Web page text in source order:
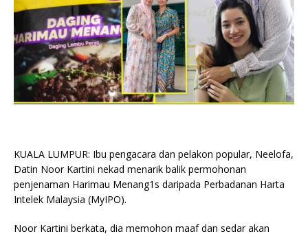
KUALA LUMPUR: Ibu pengacara dan pelakon popular, Neelofa,
Datin Noor Kartini nekad menarik balik permohonan
penjenaman Harimau Menang1s daripada Perbadanan Harta
Intelek Malaysia (MyIPO).
Noor Kartini berkata, dia memohon maaf dan sedar akan